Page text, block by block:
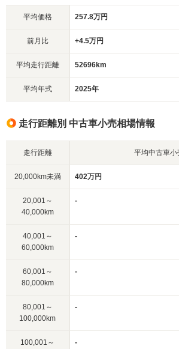
平均価格 257.8万円
前月比 +4.5万円
平均走行距離 52696km
平均年式 2025年
走行距離別 中古車小売相場情報
走行距離 平均中古車小
20,000km未満 402万円
20,001～
40,000km
-
40,001～
60,000km
-
60,001～
80,000km
-
80,001～
100,000km
-
100,001～
-